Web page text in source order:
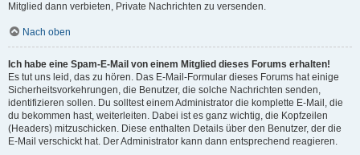
Mitglied dann verbieten, Private Nachrichten zu versenden.
Nach oben
Ich habe eine Spam-E-Mail von einem Mitglied dieses Forums erhalten!
Es tut uns leid, das zu hören. Das E-Mail-Formular dieses Forums hat einige
Sicherheitsvorkehrungen, die Benutzer, die solche Nachrichten senden,
identifizieren sollen. Du solltest einem Administrator die komplette E-Mail, die
du bekommen hast, weiterleiten. Dabei ist es ganz wichtig, die Kopfzeilen
(Headers) mitzuschicken. Diese enthalten Details über den Benutzer, der die
E-Mail verschickt hat. Der Administrator kann dann entsprechend reagieren.